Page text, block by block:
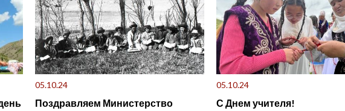
05.10.24
Поздравляем Министерство
05.10.24
С Днем учителя!